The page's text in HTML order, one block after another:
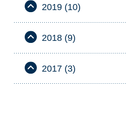
2019 (10)
2018 (9)
2017 (3)